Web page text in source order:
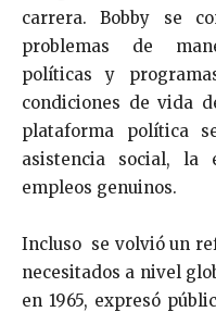
carrera. Bobby se
problemas de
políticas y
condiciones de vida
plataforma política
asistencia social, la
empleos genuinos.
Incluso se volvió un
necesitados a nivel
en 1965, expresó